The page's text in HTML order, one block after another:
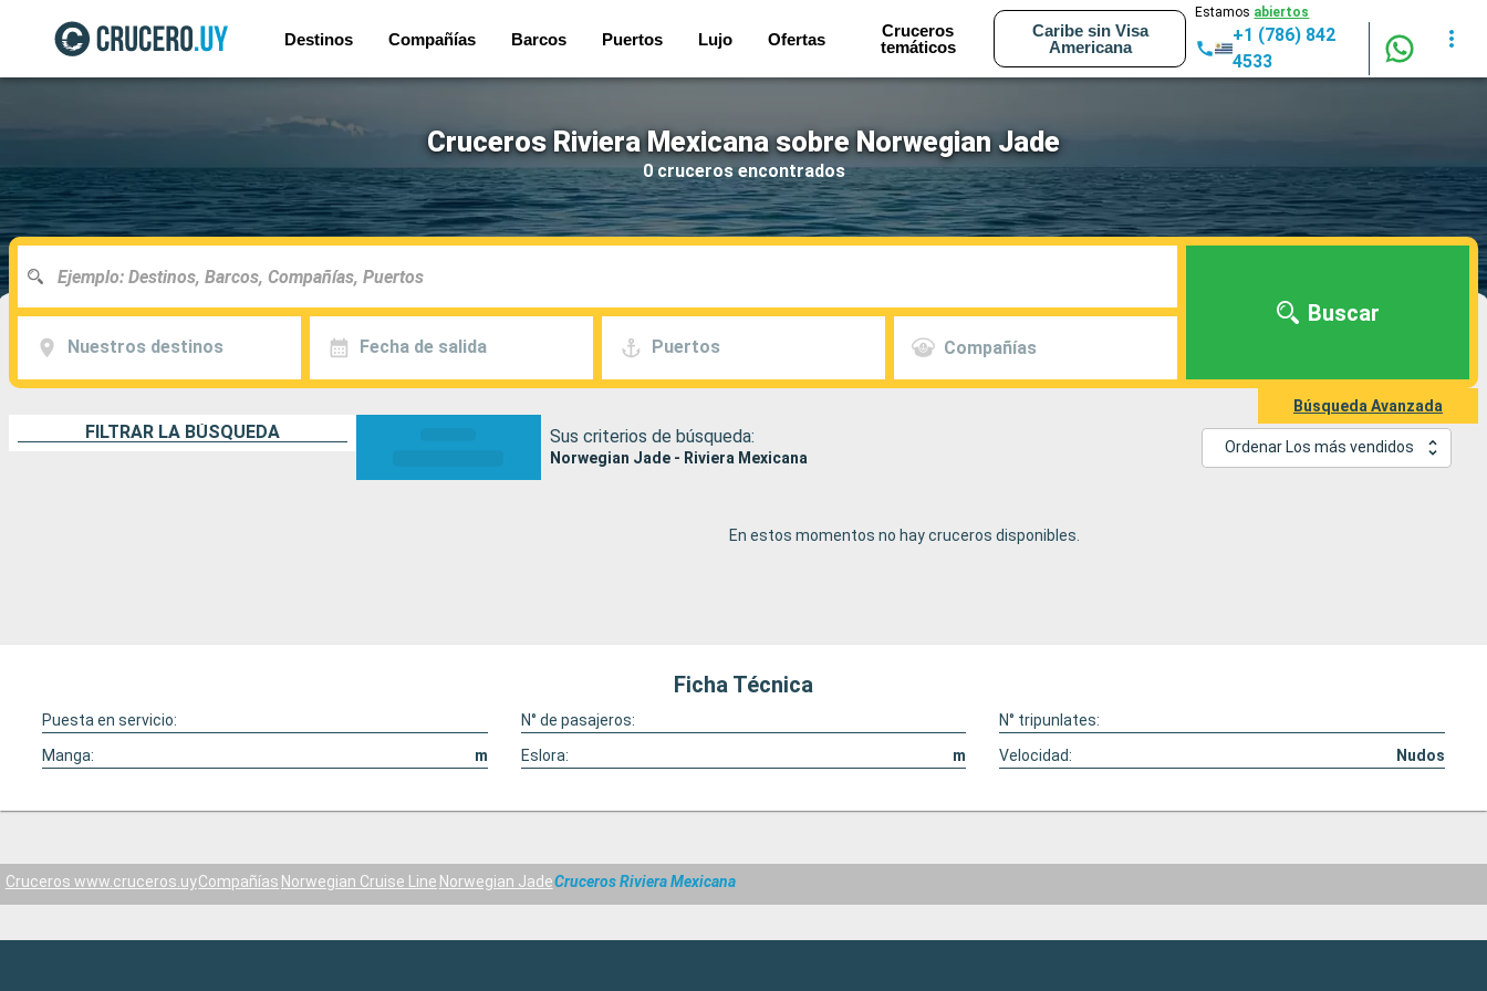
Destinos Compañías Barcos Puertos Lujo Ofertas
Cruceros
temáticos
Caribe sin Visa
Americana
Estamos abiertos
+1 (786) 842
4533
Cruceros Riviera Mexicana sobre Norwegian Jade
0 cruceros encontrados
Nuestros destinos Fecha de salida Puertos Compañías
Buscar
Búsqueda Avanzada
FILTRAR LA BÚSQUEDA Sus criterios de búsqueda:
Norwegian Jade - Riviera Mexicana
Ordenar Los más vendidos
En estos momentos no hay cruceros disponibles.
Ficha Técnica
Puesta en servicio: N° de pasajeros:
N° tripunlates:
Manga:
m Eslora: m Velocidad: Nudos
Cruceros www.cruceros.uyCompañías Norwegian Cruise Line Norwegian JadeCruceros Riviera Mexicana